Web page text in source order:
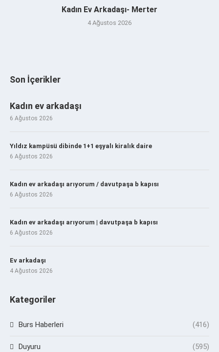
Kadın Ev Arkadaşı- Merter
4 Ağustos 2026
Son İçerikler
Kadın ev arkadaşı
6 Ağustos 2026
Yıldız kampüsü dibinde 1+1 eşyalı kiralık daire
6 Ağustos 2026
Kadın ev arkadaşı arıyorum / davutpaşa b kapısı
6 Ağustos 2026
Kadın ev arkadaşı arıyorum | davutpaşa b kapısı
6 Ağustos 2026
Ev arkadaşı
4 Ağustos 2026
Kategoriler
Burs Haberleri (416)
Duyuru (595)